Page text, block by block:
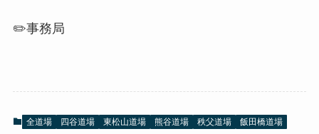
✏️事務局
全道場 四谷道場 東松山道場 熊谷道場 秩父道場 飯田橋道場